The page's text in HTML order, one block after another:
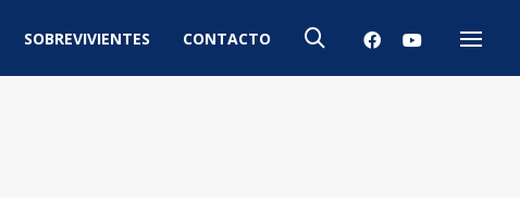
SOBREVIVIENTES CONTACTO
Menú